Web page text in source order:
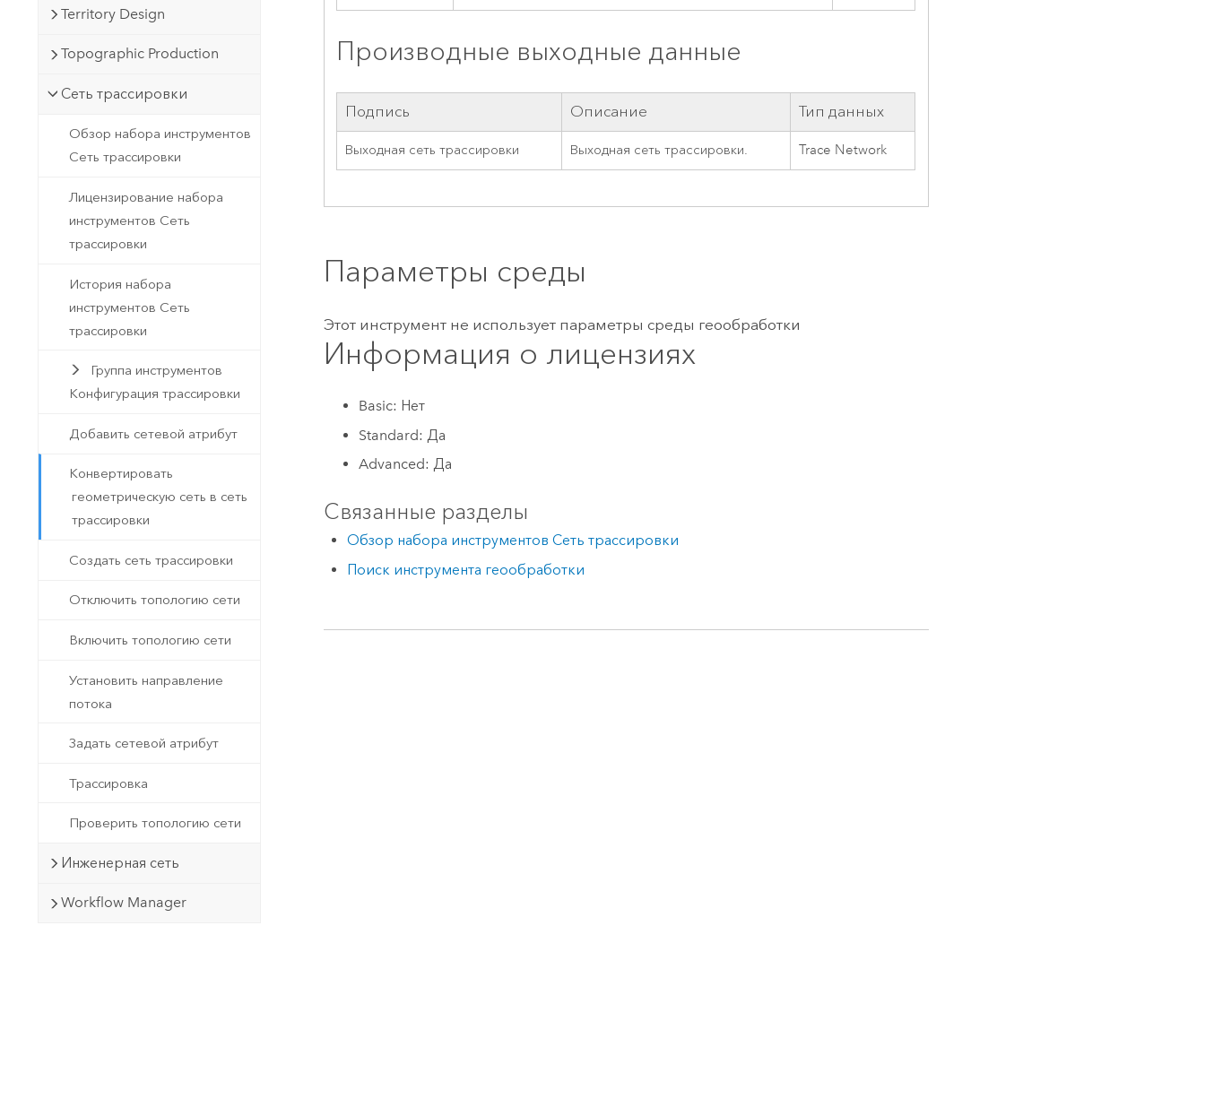
Territory Design
Topographic Production
Сеть трассировки
Обзор набора инструментов
Сеть трассировки
Лицензирование набора
инструментов Сеть
трассировки
История набора
инструментов Сеть
трассировки
Группа инструментов
Конфигурация трассировки
Добавить сетевой атрибут
Конвертировать
геометрическую сеть в сеть
трассировки
Создать сеть трассировки
Отключить топологию сети
Включить топологию сети
Установить направление
потока
Задать сетевой атрибут
Трассировка
Проверить топологию сети
Инженерная сеть
Workflow Manager
Производные выходные данные
Подпись Описание Тип данных
Выходная сеть трассировки Выходная сеть трассировки. Trace Network
Параметры среды
Этот инструмент не использует параметры среды геообработки
Информация о лицензиях
Basic: Нет
Standard: Да
Advanced: Да
Связанные разделы
Обзор набора инструментов Сеть трассировки
Поиск инструмента геообработки